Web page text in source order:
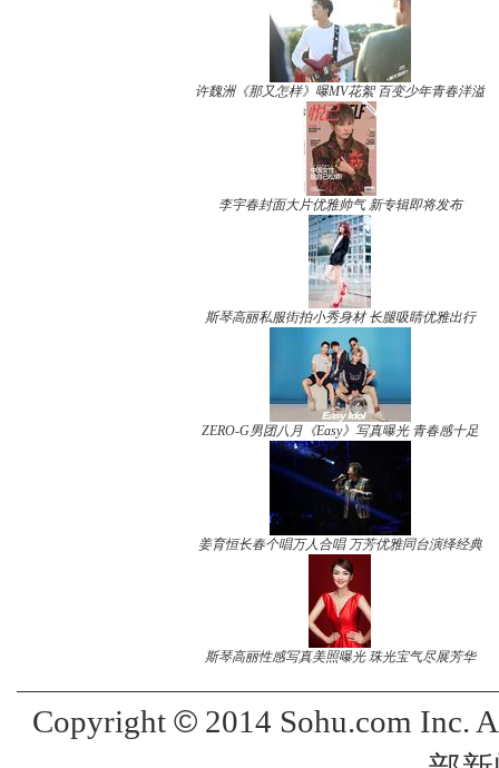
许魏洲《那又怎样》曝MV花絮 百变少年青春洋溢
李宇春封面大片优雅帅气 新专辑即将发布
斯琴高丽私服街拍小秀身材 长腿吸睛优雅出行
ZERO-G男团八月《Easy》写真曝光 青春感十足
姜育恒长春个唱万人合唱 万芳优雅同台演绎经典
斯琴高丽性感写真美照曝光 珠光宝气尽展芳华
Copyright ©2014 Sohu.com Inc.